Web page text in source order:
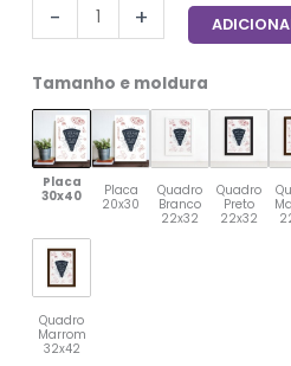
- +
Tamanho e moldura
Placa
30x40
Placa
20x30
Quadro
Branco
22x32
Quadro
Preto
22x32
Quadro
Marrom
32x42